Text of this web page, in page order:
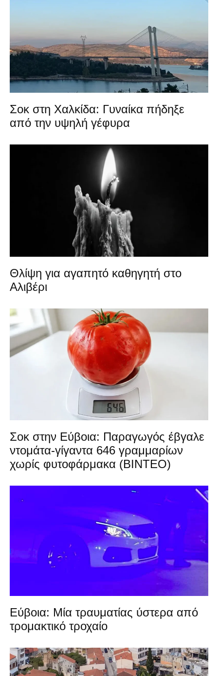
Σοκ στη Χαλκίδα: Γυναίκα πήδηξε
από την υψηλή γέφυρα
Θλίψη για αγαπητό καθηγητή στο
Αλιβέρι
Σοκ στην Εύβοια: Παραγωγός έβγαλε
ντομάτα-γίγαντα 646 γραμμαρίων
χωρίς φυτοφάρμακα (ΒΙΝΤΕΟ)
Εύβοια: Μία τραυματίας ύστερα από
τρομακτικό τροχαίο